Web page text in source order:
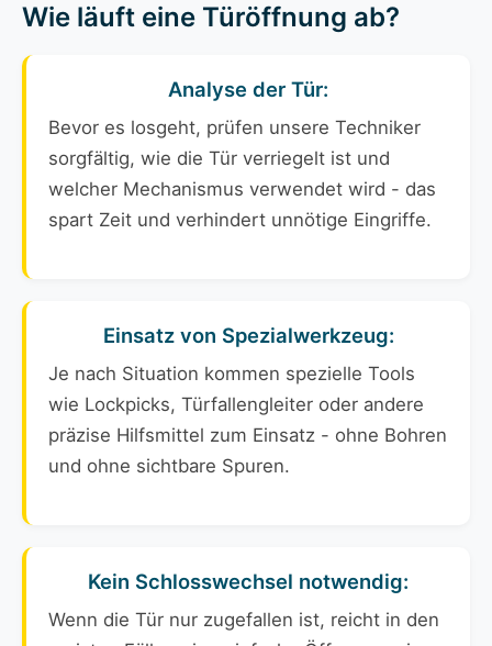
Wie läuft eine Türöffnung ab?
Analyse der Tür:
Bevor es losgeht, prüfen unsere Techniker
sorgfältig, wie die Tür verriegelt ist und
welcher Mechanismus verwendet wird - das
spart Zeit und verhindert unnötige Eingriffe.
Einsatz von Spezialwerkzeug:
Je nach Situation kommen spezielle Tools
wie Lockpicks, Türfallengleiter oder andere
präzise Hilfsmittel zum Einsatz - ohne Bohren
und ohne sichtbare Spuren.
Kein Schlosswechsel notwendig:
Wenn die Tür nur zugefallen ist, reicht in den